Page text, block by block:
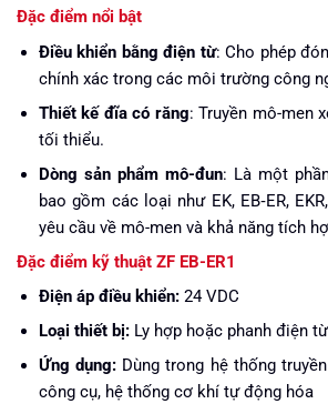
Đặc điểm nổi bật
Điều khiển bằng điện từ: Cho phép
chính xác trong các môi trường công
Thiết kế đĩa có răng: Truyền mô-men
tối thiểu.
Dòng sản phẩm mô-đun: Là một
bao gồm các loại như EK, EB‑ER,
yêu cầu về mô-men và khả năng tích
Đặc điểm kỹ thuật ZF EB-ER1
Điện áp điều khiển:24 VDC
Loại thiết bị:Ly hợp hoặc phanh điện
Ứng dụng:Dùng trong hệ thống
công cụ, hệ thống cơ khí tự động hóa